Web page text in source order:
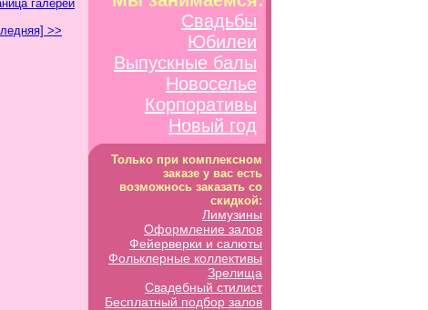
галереи
>>
Свадьбы
Юбилеи
Выпускные балы
Новоселье
Корпоративы
Новый год
Только при комплексном
заказе у вас есть
возможнось заказать со
скидкой:
Лимузины
Оформление залов
Фейерверки и салюты
Фольклерные коллективы
Зрелища
Свадебный стилист
Бесплатный подбор залов